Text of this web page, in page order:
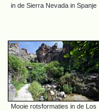
in de Sierra Nevada in Spanje
Mooie rotsformaties in de Los